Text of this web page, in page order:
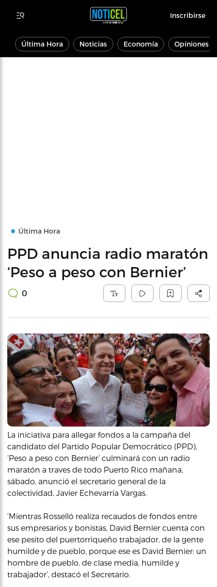
Inscribirse
Última Hora Noticias Economía Opiniones
Última Hora
PPD anuncia radio maratón
‘Peso a peso con Bernier’
0
La iniciativa para allegar fondos a la campaña del
candidato del Partido Popular Democrático (PPD),
‘Peso a peso con Bernier’ culminará con un radio
maratón a traves de todo Puerto Rico mañana,
sábado, anunció el secretario general de la
colectividad, Javier Echevarría Vargas.
‘Mientras Rosselló realiza recaudos de fondos entre
sus empresarios y bonistas, David Bernier cuenta con
ese pesito del puertorriqueño trabajador, de la gente
humilde y de pueblo, porque ese es David Bernier: un
hombre de pueblo, de clase media, humilde y
trabajador’, destacó el Secretario.